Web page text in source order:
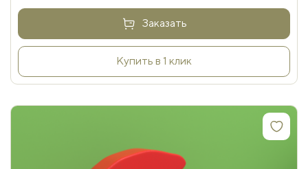
Заказать
Купить в 1 клик